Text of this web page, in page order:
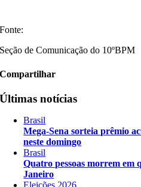
Fonte:
Seção de Comunicação do 10ºBPM
Compartilhar
Últimas notícias
Brasil
Mega-Sena sorteia prêmio
neste domingo
Brasil
Quatro pessoas morrem em
Janeiro
Eleições 2026